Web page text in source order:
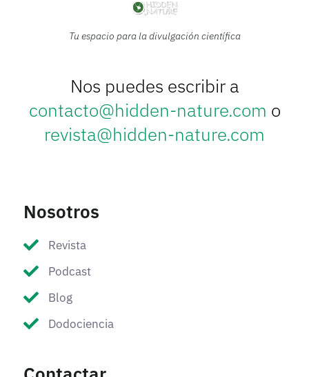
Tu espacio para la divulgación científica
Nos puedes escribir a
contacto@hidden-nature.com o
revista@hidden-nature.com
Nosotros
Revista
Podcast
Blog
Dodociencia